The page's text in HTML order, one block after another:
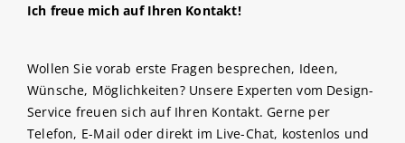
Ich freue mich auf Ihren Kontakt!
Wollen Sie vorab erste Fragen besprechen, Ideen,
Wünsche, Möglichkeiten? Unsere Experten vom Design-
Service freuen sich auf Ihren Kontakt. Gerne per
Telefon, E-Mail oder direkt im Live-Chat, kostenlos und